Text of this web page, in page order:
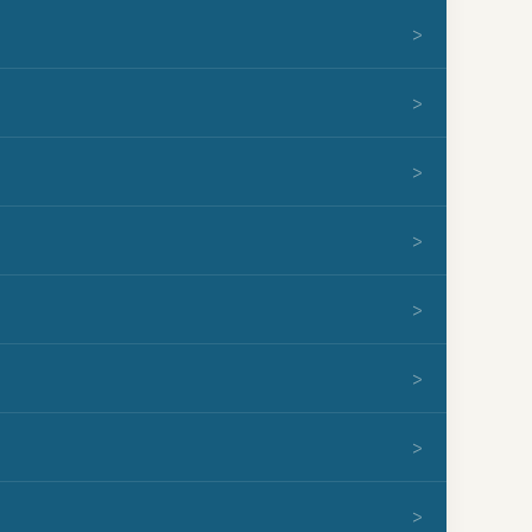
>
>
>
>
>
>
>
>